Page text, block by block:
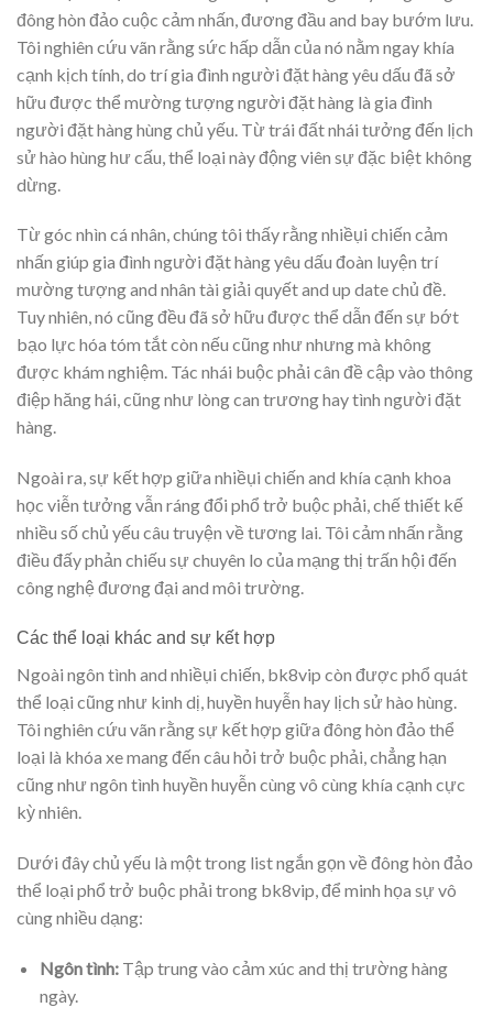
đông hòn đảo cuộc cảm nhấn, đương đầu and bay bướm lưu.
Tôi nghiên cứu vãn rằng sức hấp dẫn của nó nằm ngay khía
cạnh kịch tính, do trí gia đình người đặt hàng yêu dấu đã sở
hữu được thể mường tượng người đặt hàng là gia đình
người đặt hàng hùng chủ yếu. Từ trái đất nhái tưởng đến lịch
sử hào hùng hư cấu, thể loại này động viên sự đặc biệt không
dừng.
Từ góc nhìn cá nhân, chúng tôi thấy rằng nhiềụi chiến cảm
nhấn giúp gia đình người đặt hàng yêu dấu đoàn luyện trí
mường tượng and nhân tài giải quyết and up date chủ đề.
Tuy nhiên, nó cũng đều đã sở hữu được thể dẫn đến sự bớt
bạo lực hóa tóm tắt còn nếu cũng như nhưng mà không
được khám nghiệm. Tác nhái buộc phải cân đề cập vào thông
điệp hăng hái, cũng như lòng can trương hay tình người đặt
hàng.
Ngoài ra, sự kết hợp giữa nhiềụi chiến and khía cạnh khoa
học viễn tưởng vẫn ráng đổi phổ trở buộc phải, chế thiết kế
nhiều số chủ yếu câu truyện về tương lai. Tôi cảm nhấn rằng
điều đấy phản chiếu sự chuyên lo của mạng thị trấn hội đến
công nghệ đương đại and môi trường.
Các thể loại khác and sự kết hợp
Ngoài ngôn tình and nhiềụi chiến, bk8vip còn được phổ quát
thể loại cũng như kinh dị, huyền huyễn hay lịch sử hào hùng.
Tôi nghiên cứu vãn rằng sự kết hợp giữa đông hòn đảo thể
loại là khóa xe mang đến câu hỏi trở buộc phải, chẳng hạn
cũng như ngôn tình huyền huyễn cùng vô cùng khía cạnh cực
kỳ nhiên.
Dưới đây chủ yếu là một trong list ngắn gọn về đông hòn đảo
thể loại phổ trở buộc phải trong bk8vip, để minh họa sự vô
cùng nhiều dạng:
Ngôn tình:Tập trung vào cảm xúc and thị trường hàng
ngày.